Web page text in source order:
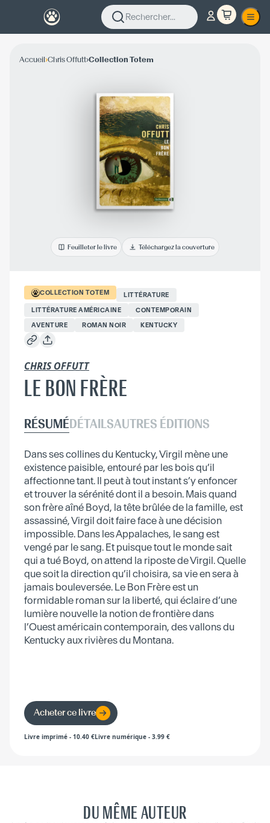
Rechercher...
Accueil›Chris Offutt›Collection Totem
Feuilleter le livre Téléchargez la couverture
COLLECTION TOTEM
LITTÉRATURE
LITTÉRATURE AMÉRICAINE
CONTEMPORAIN
AVENTURE
ROMAN NOIR KENTUCKY
CHRIS OFFUTT
LE BON FRÈRE
RÉSUMÉDÉTAILSAUTRES ÉDITIONS
Dans ses collines du Kentucky, Virgil mène une
existence paisible, entouré par les bois qu’il
affectionne tant. Il peut à tout instant s’y enfoncer
et trouver la sérénité dont il a besoin. Mais quand
son frère aîné Boyd, la tête brûlée de la famille, est
assassiné, Virgil doit faire face à une décision
impossible. Dans les Appalaches, le sang est
vengé par le sang. Et puisque tout le monde sait
qui a tué Boyd, on attend la riposte de Virgil. Quelle
que soit la direction qu’il choisira, sa vie en sera à
jamais bouleversée. Le Bon Frère est un
formidable roman sur la liberté, qui éclaire d’une
lumière nouvelle la notion de frontière dans
l’Ouest américain contemporain, des vallons du
Kentucky aux rivières du Montana.
Acheter ce livre
Livre imprimé - 10.40 €Livre numérique - 3.99 €
DU MÊME AUTEUR